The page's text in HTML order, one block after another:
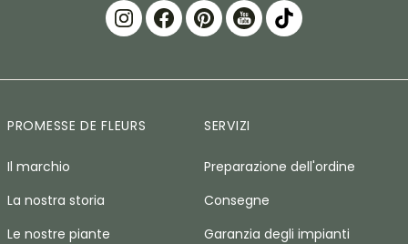
PROMESSE DE FLEURS
Il marchio
La nostra storia
Le nostre piante
SERVIZI
Preparazione dell'ordine
Consegne
Garanzia degli impianti